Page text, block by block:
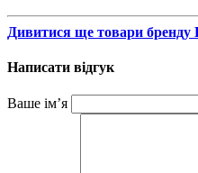
Дивитися ще товари бренду
Написати відгук
Ваше ім’я